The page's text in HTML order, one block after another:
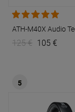
ATH-M40X Audio
125 € 105 €
5